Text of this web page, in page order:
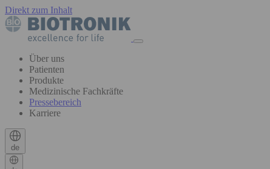
Direkt zum Inhalt
Über uns
Patienten
Produkte
Medizinische Fachkräfte
Pressebereich
Karriere
de